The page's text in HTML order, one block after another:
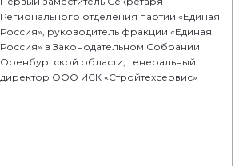
Регионального отделения партии «Единая
Россия», руководитель фракции «Единая
Россия» в Законодательном Собрании
Оренбургской области, генеральный
директор ООО ИСК «Стройтехсервис»